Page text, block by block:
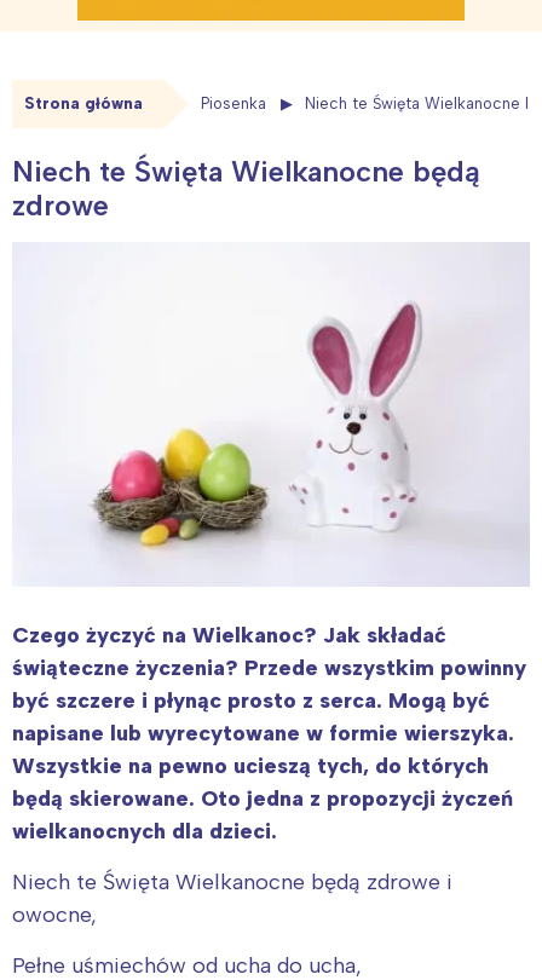
Strona główna Piosenka Niech te Święta Wielkanocne
Niech te Święta Wielkanocne będą
zdrowe
Czego życzyć na Wielkanoc? Jak składać
świąteczne życzenia? Przede wszystkim powinny
być szczere i płynąc prosto z serca. Mogą być
napisane lub wyrecytowane w formie wierszyka.
Wszystkie na pewno ucieszą tych, do których
będą skierowane. Oto jedna z propozycji życzeń
wielkanocnych dla dzieci.
Niech te Święta Wielkanocne będą zdrowe i
owocne,
Pełne uśmiechów od ucha do ucha,